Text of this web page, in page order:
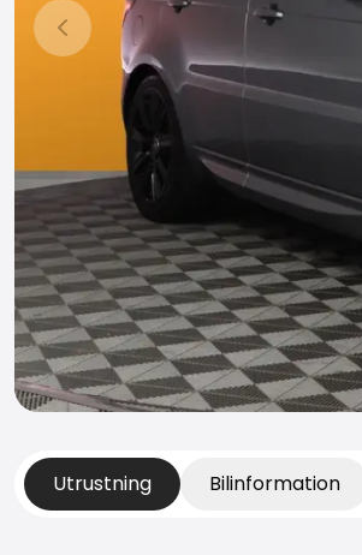
Föregående bild
Utrustning Bilinformation